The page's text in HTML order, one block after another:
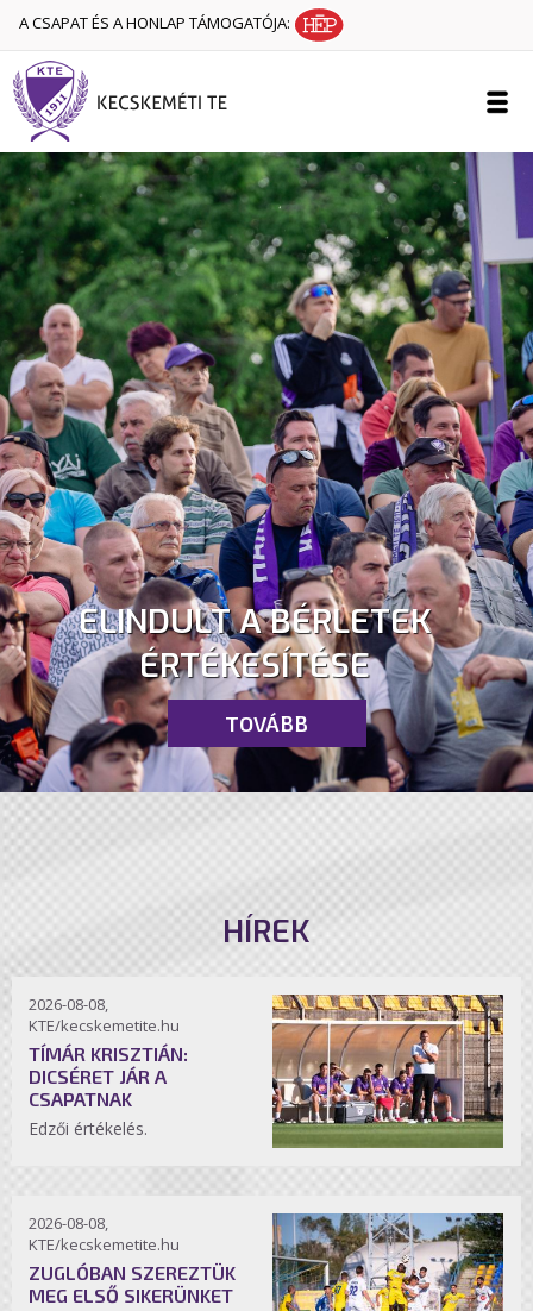
A CSAPAT ÉS A HONLAP TÁMOGATÓJA:
ELINDULT A BÉRLETEK
ÉRTÉKESÍTÉSE
TOVÁBB
HÍREK
2026-08-08,
KTE/kecskemetite.hu
TÍMÁR KRISZTIÁN:
DICSÉRET JÁR A
CSAPATNAK
Edzői értékelés.
2026-08-08,
KTE/kecskemetite.hu
ZUGLÓBAN SZEREZTÜK
MEG ELSŐ SIKERÜNKET